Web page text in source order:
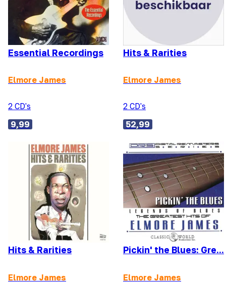
Essential Recordings
Elmore James
2 CD's
9,99
Hits & Rarities
Elmore James
2 CD's
52,99
Hits & Rarities
Elmore James
Pickin' the Blues: Gre...
Elmore James